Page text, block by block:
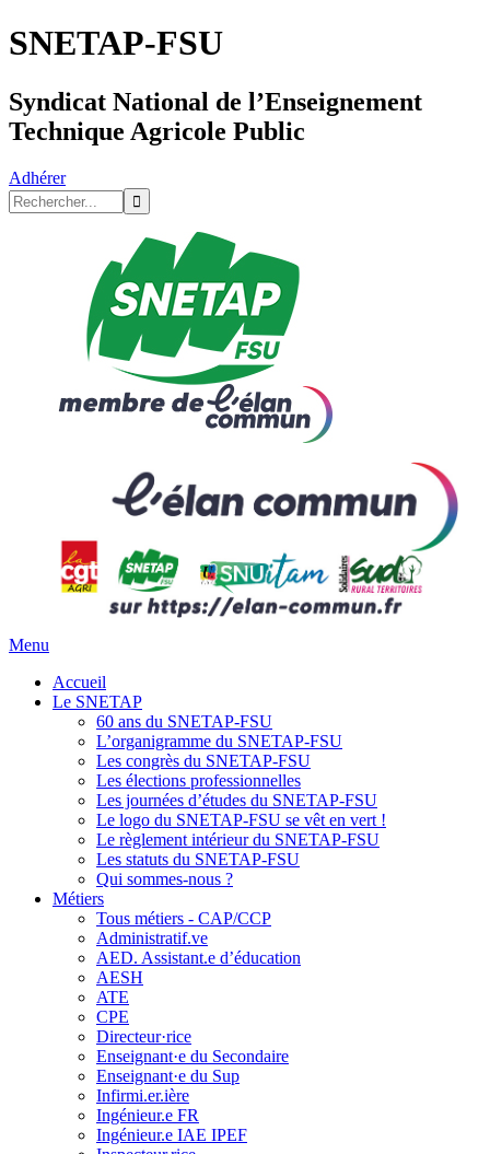
SNETAP-FSU
Syndicat National de l’Enseignement
Technique Agricole Public
Adhérer
Menu
Accueil
Le SNETAP
60 ans du SNETAP-FSU
L’organigramme du SNETAP-FSU
Les congrès du SNETAP-FSU
Les élections professionnelles
Les journées d’études du SNETAP-FSU
Le logo du SNETAP-FSU se vêt en vert !
Le règlement intérieur du SNETAP-FSU
Les statuts du SNETAP-FSU
Qui sommes-nous ?
Métiers
Tous métiers - CAP/CCP
Administratif.ve
AED. Assistant.e d’éducation
AESH
ATE
CPE
Directeur·rice
Enseignant·e du Secondaire
Enseignant·e du Sup
Infirmi.er.ière
Ingénieur.e FR
Ingénieur.e IAE IPEF